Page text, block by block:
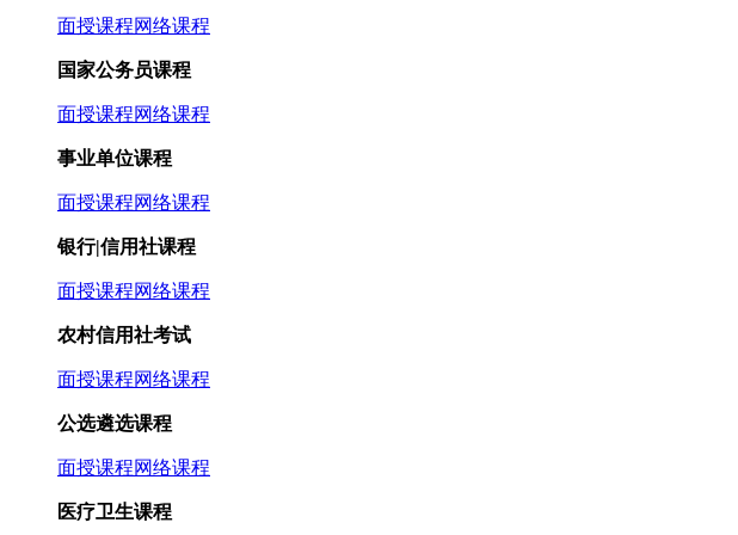
面授课程网络课程
国家公务员课程
面授课程网络课程
事业单位课程
面授课程网络课程
银行|信用社课程
面授课程网络课程
农村信用社考试
面授课程网络课程
公选遴选课程
面授课程网络课程
医疗卫生课程